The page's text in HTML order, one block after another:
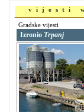
vijesti
Gradske vijesti
Izronio Trpanj